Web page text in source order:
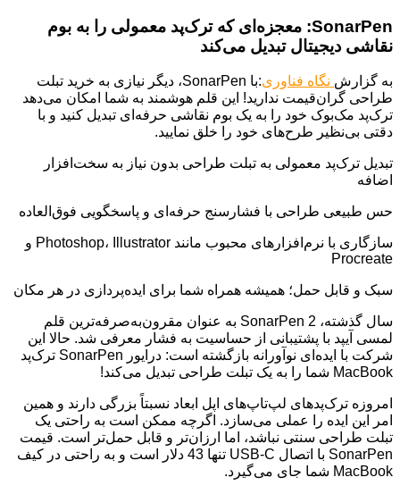
SonarPen: معجزه‌ای که ترک‌پد معمولی را به بوم
نقاشی دیجیتال تبدیل می‌کند
به گزارش نگاه فناوری
:با SonarPen، دیگر نیازی به خرید تبلت
طراحی گران‌قیمت ندارید! این قلم هوشمند به شما امکان می‌دهد
ترک‌پد مک‌بوک خود را به یک بوم نقاشی حرفه‌ای تبدیل کنید و با
دقتی بی‌نظیر طرح‌های خود را خلق نمایید.
تبدیل ترک‌پد معمولی به تبلت طراحی بدون نیاز به سخت‌افزار
اضافه
حس طبیعی طراحی با فشارسنج حرفه‌ای و پاسخگویی فوق‌العاده
سازگاری با نرم‌افزارهای محبوب مانند Photoshop، Illustrator و
Procreate
سبک و قابل حمل؛ همیشه همراه شما برای ایده‌پردازی در هر مکان
سال گذشته، SonarPen 2 به عنوان مقرون‌به‌صرفه‌ترین قلم
لمسی آیپد با پشتیبانی از حساسیت به فشار معرفی شد. حالا این
شرکت با ایده‌ای نوآورانه بازگشته است: درایور SonarPen ترک‌پد
MacBook شما را به یک تبلت طراحی تبدیل می‌کند!
امروزه ترک‌پدهای لپ‌تاپ‌های اپل ابعاد نسبتاً بزرگی دارند و همین
امر این ایده را عملی می‌سازد. اگرچه ممکن است به راحتی یک
تبلت طراحی سنتی نباشد، اما ارزان‌تر و قابل حمل‌تر است. قیمت
SonarPen با اتصال USB-C تنها 43 دلار است و به راحتی در کیف
MacBook شما جای می‌گیرد.